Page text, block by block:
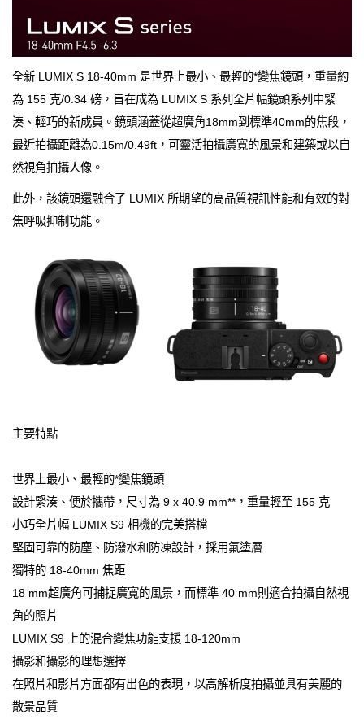
全新 LUMIX S 18-40mm 是世界上最小、最輕的*變焦鏡頭，重量約
為 155 克/0.34 磅，旨在成為 LUMIX S 系列全片幅鏡頭系列中緊
湊、輕巧的新成員。鏡頭涵蓋從超廣角18mm到標準40mm的焦段，
最近拍攝距離為0.15m/0.49ft，可靈活拍攝廣寬的風景和建築或以自
然視角拍攝人像。
此外，該鏡頭還融合了 LUMIX 所期望的高品質視訊性能和有效的對
焦呼吸抑制功能。
主要特點
世界上最小、最輕的*變焦鏡頭
設計緊湊、便於攜帶，尺寸為 9 x 40.9 mm**，重量輕至 155 克
小巧全片幅 LUMIX S9 相機的完美搭檔
堅固可靠的防塵、防潑水和防凍設計，採用氟塗層
獨特的 18-40mm 焦距
18 mm超廣角可捕捉廣寬的風景，而標準 40 mm則適合拍攝自然視
角的照片
LUMIX S9 上的混合變焦功能支援 18-120mm
攝影和攝影的理想選擇
在照片和影片方面都有出色的表現，以高解析度拍攝並具有美麗的
散景品質